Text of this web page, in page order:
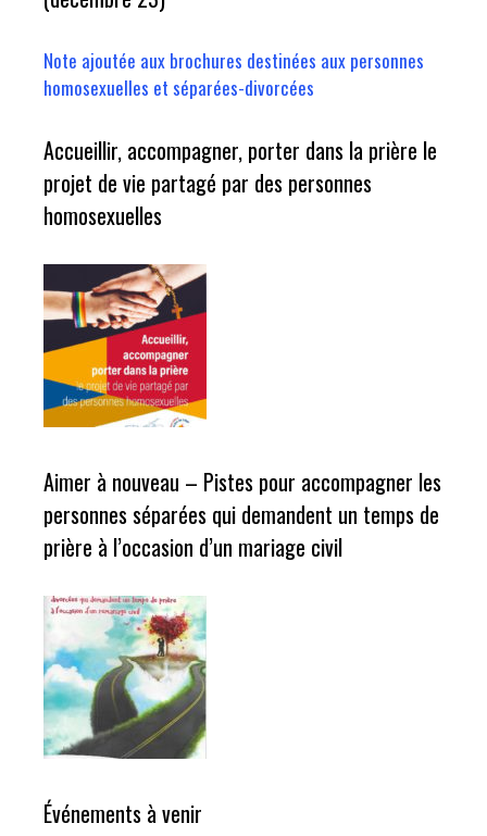
Note ajoutée aux brochures destinées aux personnes
homosexuelles et séparées-divorcées
Accueillir, accompagner, porter dans la prière le
projet de vie partagé par des personnes
homosexuelles
Aimer à nouveau – Pistes pour accompagner les
personnes séparées qui demandent un temps de
prière à l’occasion d’un mariage civil
Événements à venir